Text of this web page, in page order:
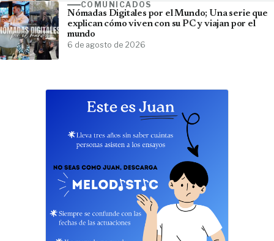
COMUNICADOS
Nómadas Digitales por el Mundo; Una serie que
explican cómo viven con su PC y viajan por el
mundo
6 de agosto de 2026